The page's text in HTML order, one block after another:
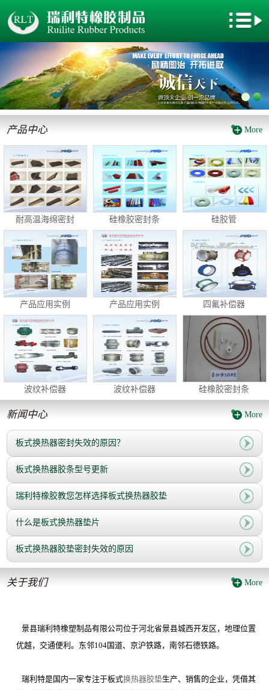
产品中心 More
耐高温海绵密封 硅橡胶密封条 硅胶管
产品应用实例 产品应用实例 四氟补偿器
波纹补偿器 波纹补偿器 硅橡胶密封条
新闻中心 More
板式换热器密封失效的原因？
板式换热器胶条型号更新
瑞利特橡胶教您怎样选择板式换热器胶垫
什么是板式换热器垫片
板式换热器胶垫密封失效的原因
关于我们 More
景县瑞利特橡塑制品有限公司位于河北省景县城西开发区，地理位置
优越，交通便利。东邻104国道、京沪铁路，南邻石德铁路。
瑞利特是国内一家专注于板式换热器胶垫生产、销售的企业，凭借其
网站首页
关于我们
新闻动态
产品中心
企业文化
电子地图
客户留言
联系我们